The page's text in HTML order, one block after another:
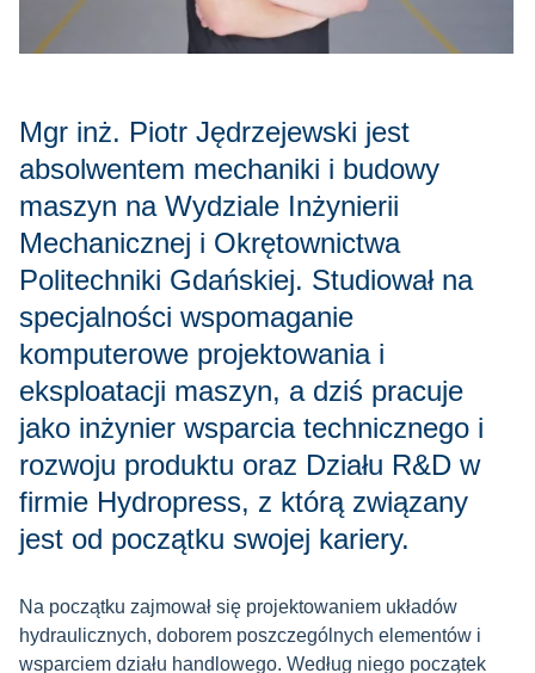
Mgr inż. Piotr Jędrzejewski jest
absolwentem mechaniki i budowy
maszyn na Wydziale Inżynierii
Mechanicznej i Okrętownictwa
Politechniki Gdańskiej. Studiował na
specjalności wspomaganie
komputerowe projektowania i
eksploatacji maszyn, a dziś pracuje
jako inżynier wsparcia technicznego i
rozwoju produktu oraz Działu R&D w
firmie Hydropress, z którą związany
jest od początku swojej kariery.
Na początku zajmował się projektowaniem układów
hydraulicznych, doborem poszczególnych elementów i
wsparciem działu handlowego. Według niego początek